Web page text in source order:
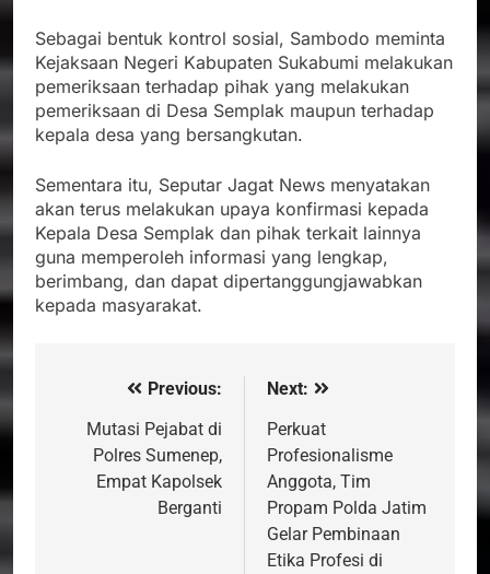
Sebagai bentuk kontrol sosial, Sambodo meminta
Kejaksaan Negeri Kabupaten Sukabumi melakukan
pemeriksaan terhadap pihak yang melakukan
pemeriksaan di Desa Semplak maupun terhadap
kepala desa yang bersangkutan.
Sementara itu, Seputar Jagat News menyatakan
akan terus melakukan upaya konfirmasi kepada
Kepala Desa Semplak dan pihak terkait lainnya
guna memperoleh informasi yang lengkap,
berimbang, dan dapat dipertanggungjawabkan
kepada masyarakat.
Navigasi
pos
Previous:
Mutasi Pejabat di
Polres Sumenep,
Empat Kapolsek
Berganti
Next:
Perkuat
Profesionalisme
Anggota, Tim
Propam Polda Jatim
Gelar Pembinaan
Etika Profesi di